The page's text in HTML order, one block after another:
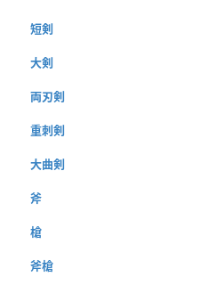
短剣
大剣
両刃剣
重刺剣
大曲剣
斧
槍
斧槍